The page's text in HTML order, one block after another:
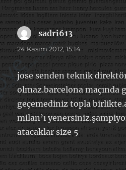
sadri613dedi
ki:
24 Kasım 2012, 15:14
jose senden teknik
olmaz.barcelona maçında
geçemediniz topla
milan’ı
atacaklar size 5